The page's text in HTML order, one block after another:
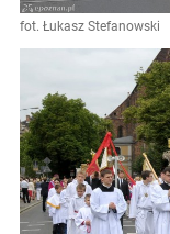
fot. Łukasz Stefanowski